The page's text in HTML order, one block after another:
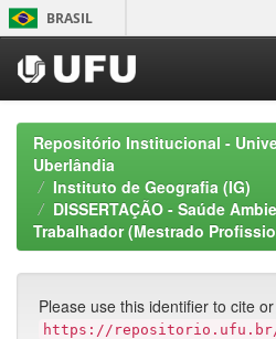
Skip
navigation
BRASIL
Repositório Institucional -
Uberlândia
Instituto de Geografia (IG)
DISSERTAÇÃO - Saúde
Trabalhador (Mestrado
Please use this identifier to cite
https://repositorio.ufu.br/